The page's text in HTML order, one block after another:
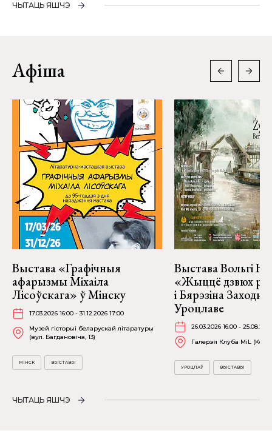
ЧЫТАЦЬ ЯШЧЭ
Афіша
Выстава «Графічныя
афарызмы Міхаіла
Лісоўскага» ў Мінску
17.03.2026 16:00 - 31.12.2026 17:00
Музей гісторыі беларускай літаратуры
(вул. Багдановіча, 13)
МІНСК ВЫСТАВЫ
Выстава Вольгі
«Жыццё дзвюх
і Бярэзіна
Уроцлаве
26.03.2026 16:00 -
Галерэя Клуба MiL
УРОЦЛАЎ ВЫСТАВЫ
ЧЫТАЦЬ ЯШЧЭ